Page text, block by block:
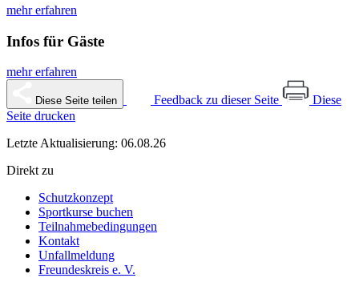
mehr erfahren
Infos für Gäste
mehr erfahren
Diese Seite teilen Feedback zu dieser Seite
Diese
Seite drucken
Letzte Aktualisierung: 06.08.26
Direkt zu
Schutzkonzept
Sportkurse buchen
Teilnahmebedingungen
Kontakt
Unfallmeldung
Freundeskreis e. V.